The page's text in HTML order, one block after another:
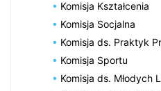
Komisja Kształcenia
Komisja Socjalna
Komisja ds. Praktyk
Komisja Sportu
Komisja ds. Młodych